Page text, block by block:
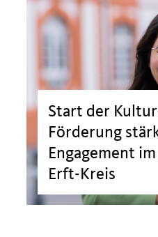
Start der
Förderung
Engagement
Erft-Kreis